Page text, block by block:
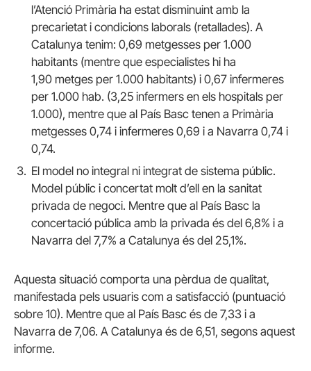
l’Atenció Primària ha estat disminuint amb la
precarietat i condicions laborals (retallades). A
Catalunya tenim: 0,69 metgesses per 1.000
habitants (mentre que especialistes hi ha
1,90 metges per 1.000 habitants) i 0,67 infermeres
per 1.000 hab. (3,25 infermers en els hospitals per
1.000), mentre que al País Basc tenen a Primària
metgesses 0,74 i infermeres 0,69 i a Navarra 0,74 i
0,74.
El model no integral ni integrat de sistema públic.
Model públic i concertat molt d’ell en la sanitat
privada de negoci. Mentre que al País Basc la
concertació pública amb la privada és del 6,8% i a
Navarra del 7,7% a Catalunya és del 25,1%.
Aquesta situació comporta una pèrdua de qualitat,
manifestada pels usuaris com a satisfacció (puntuació
sobre 10). Mentre que al País Basc és de 7,33 i a
Navarra de 7,06. A Catalunya és de 6,51, segons aquest
informe.